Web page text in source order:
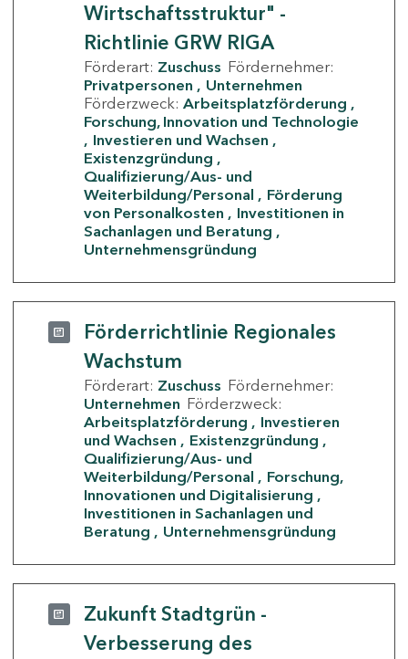
Wirtschaftsstruktur" -
Richtlinie GRW RIGA
Förderart: Zuschuss Fördernehmer:
Privatpersonen
Unternehmen
Förderzweck: Arbeitsplatzförderung
Forschung, Innovation und Technologie
Investieren und Wachsen
Existenzgründung
Qualifizierung/Aus- und
Weiterbildung/Personal
Förderung
von Personalkosten
Investitionen in
Sachanlagen und Beratung
Unternehmensgründung
Förderrichtlinie Regionales
Wachstum
Förderart: Zuschuss Fördernehmer:
Unternehmen Förderzweck:
Arbeitsplatzförderung
Investieren
und Wachsen
Existenzgründung
Qualifizierung/Aus- und
Weiterbildung/Personal
Forschung,
Innovationen und Digitalisierung
Investitionen in Sachanlagen und
Beratung
Unternehmensgründung
Zukunft Stadtgrün -
Verbesserung des